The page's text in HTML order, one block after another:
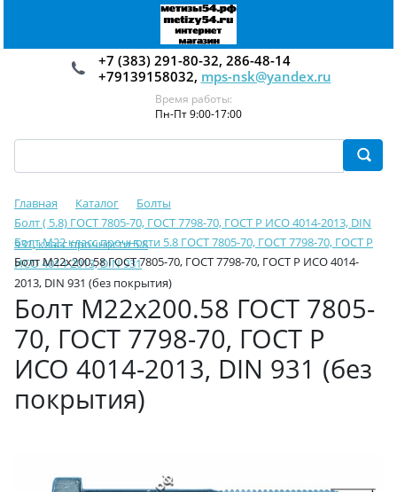
+7 (383) 291-80-32, 286-48-14
+79139158032, mps-nsk@yandex.ru
Время работы:
Пн-Пт 9:00-17:00
Главная Каталог
Болты
Болт ( 5.8) ГОСТ 7805-70, ГОСТ 7798-70, ГОСТ Р ИСО 4014-2013, DIN
931, класс прочности 5.8
Болт М22 класс прочности 5.8 ГОСТ 7805-70, ГОСТ 7798-70, ГОСТ Р
ИСО 4014-2013, DIN 931
Болт М22х200.58 ГОСТ 7805-70, ГОСТ 7798-70, ГОСТ Р ИСО 4014-
2013, DIN 931 (без покрытия)
Болт М22х200.58 ГОСТ 7805-
70, ГОСТ 7798-70, ГОСТ Р
ИСО 4014-2013, DIN 931 (без
покрытия)